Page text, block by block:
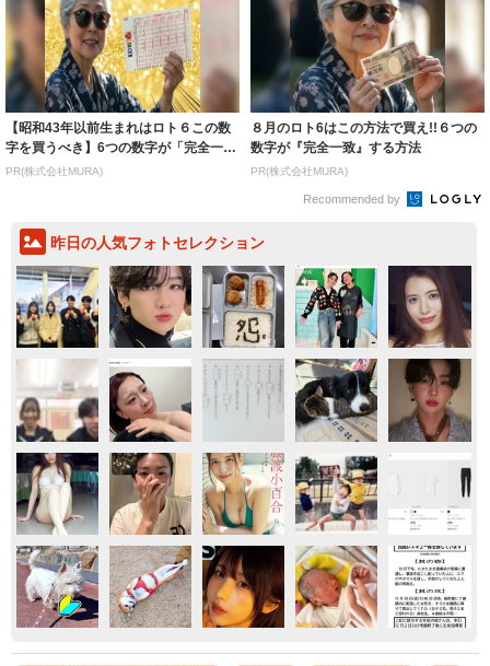
【昭和43年以前生まれはロト６この数
字を買うべき】6つの数字が「完全一
致」する方...
PR(株式会社MURA)
８月のロト6はこの方法で買え!!６つの
数字が『完全一致』する方法
PR(株式会社MURA)
Recommended by
昨日の人気フォトセレクション